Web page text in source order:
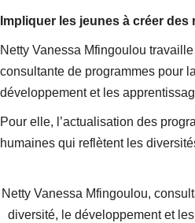
Impliquer les jeunes à créer des
Netty Vanessa Mfingoulou
consultante de programmes pour
développement et les
Pour elle, l’actualisation des
humaines qui reflètent les
Netty Vanessa Mfingoulou,
diversité, le développement et